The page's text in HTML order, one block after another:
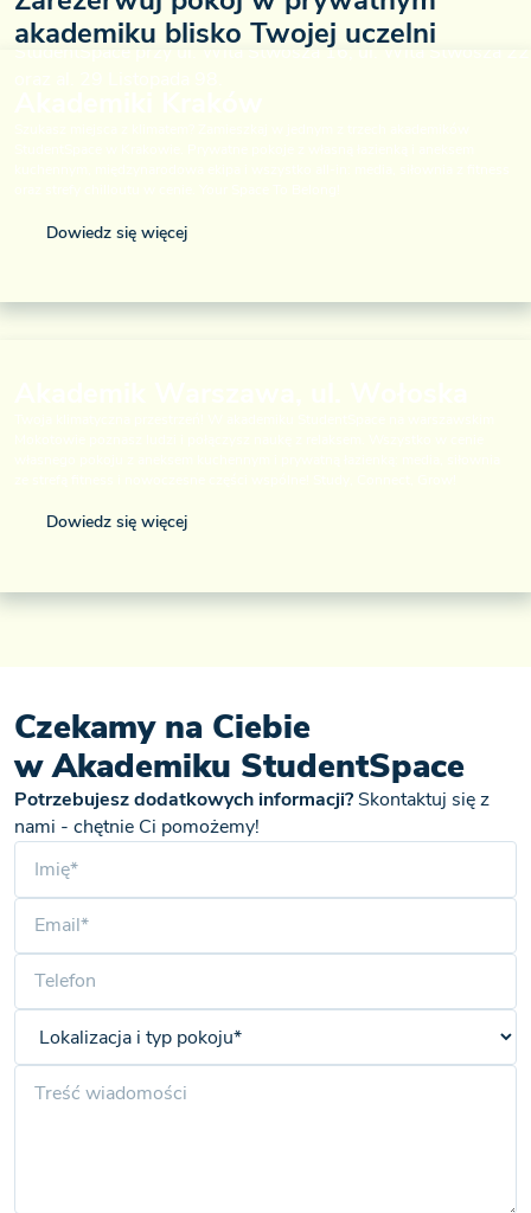
akademiku blisko Twojej uczelni
Dowiedz się więcej
Dowiedz się więcej
Czekamy na Ciebie
w Akademiku StudentSpace
Potrzebujesz dodatkowych informacji? Skontaktuj się z
nami - chętnie Ci pomożemy!